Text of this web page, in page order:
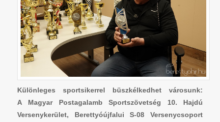
Különleges sportsikerrel büszkélkedhet városunk:
A Magyar Postagalamb Sportszövetség 10. Hajdú
Versenykerület, Berettyóújfalui S-08 Versenycsoport